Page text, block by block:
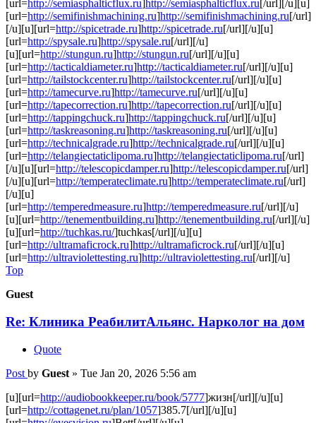
[url=http://semiasphalticflux.ru]http://semiasphalticflux.ru[/url][/u][u]
[url=http://semifinishmachining.ru]http://semifinishmachining.ru[/url]
[/u][u][url=http://spicetrade.ru]http://spicetrade.ru[/url][/u][u]
[url=http://spysale.ru]http://spysale.ru[/url][/u]
[u][url=http://stungun.ru]http://stungun.ru[/url][/u][u]
[url=http://tacticaldiameter.ru]http://tacticaldiameter.ru[/url][/u][u]
[url=http://tailstockcenter.ru]http://tailstockcenter.ru[/url][/u][u]
[url=http://tamecurve.ru]http://tamecurve.ru[/url][/u][u]
[url=http://tapecorrection.ru]http://tapecorrection.ru[/url][/u][u]
[url=http://tappingchuck.ru]http://tappingchuck.ru[/url][/u][u]
[url=http://taskreasoning.ru]http://taskreasoning.ru[/url][/u][u]
[url=http://technicalgrade.ru]http://technicalgrade.ru[/url][/u][u]
[url=http://telangiectaticlipoma.ru]http://telangiectaticlipoma.ru[/url]
[/u][u][url=http://telescopicdamper.ru]http://telescopicdamper.ru[/url]
[/u][u][url=http://temperateclimate.ru]http://temperateclimate.ru[/url]
[/u][u]
[url=http://temperedmeasure.ru]http://temperedmeasure.ru[/url][/u]
[u][url=http://tenementbuilding.ru]http://tenementbuilding.ru[/url][/u]
[u][url=http://tuchkas.ru/]tuchkas[/url][/u][u]
[url=http://ultramaficrock.ru]http://ultramaficrock.ru[/url][/u][u]
[url=http://ultraviolettesting.ru]http://ultraviolettesting.ru[/url][/u]
Top
Guest
Re: Клиника РеабилитАльянс. Нарколог на дом
Quote
Post by Guest » Tue Jan 20, 2026 5:56 am
[u][url=http://audiobookkeeper.ru/book/5777]жизн[/url][/u][u]
[url=http://cottagenet.ru/plan/1057]385.7[/url][/u][u]